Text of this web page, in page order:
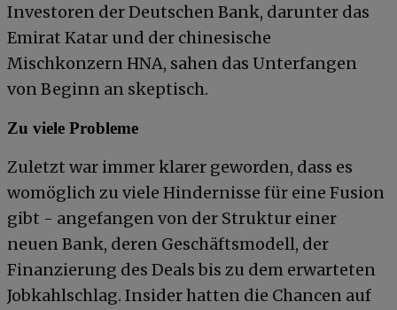
Investoren der Deutschen Bank, darunter das
Emirat Katar und der chinesische
Mischkonzern HNA, sahen das Unterfangen
von Beginn an skeptisch.
Zu viele Probleme
Zuletzt war immer klarer geworden, dass es
womöglich zu viele Hindernisse für eine Fusion
gibt - angefangen von der Struktur einer
neuen Bank, deren Geschäftsmodell, der
Finanzierung des Deals bis zu dem erwarteten
Jobkahlschlag. Insider hatten die Chancen auf